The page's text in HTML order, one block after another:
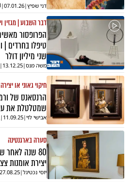
דני שפיץ|
07.01.26
|
דבר השבוע | מגזין
הפרופסור
טיפלו בחרדים
שני מיליון דולר
משה מנס|
13.12.25
|
חיקוי גאוני או
הרנסאנס של
שמטלטלת את
אבישי לוי|
11.09.25
|
סערה בארגנטינה
80 שנה
יצירת אומנות
יוסי נכטיגל|
27.08.25